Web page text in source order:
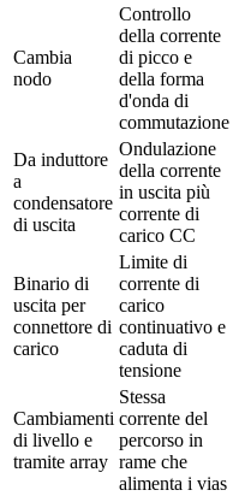
Cambia
nodo
Controllo
della corrente
di picco e
della forma
d'onda di
commutazione
Da induttore
a
condensatore
di uscita
Ondulazione
della corrente
in uscita più
corrente di
carico CC
Binario di
uscita per
connettore di
carico
Limite di
corrente di
carico
continuativo e
caduta di
tensione
Cambiamenti
di livello e
tramite array
Stessa
corrente del
percorso in
rame che
alimenta i vias